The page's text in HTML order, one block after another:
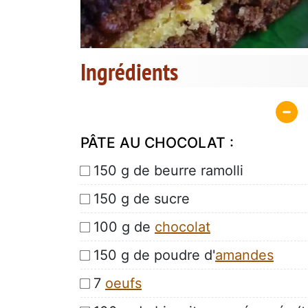
Ingrédients
PÂTE AU CHOCOLAT :
150 g de beurre ramolli
150 g de sucre
100 g de chocolat
150 g de poudre d'amandes
7 oeufs